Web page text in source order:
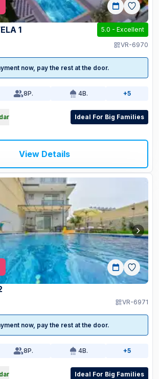
1 5.0 - Excellent
VR-6970
now, pay the rest at the door.
8P. 4B. +5
Ideal For Big Families
View Details
VR-6971
now, pay the rest at the door.
8P. 4B. +5
Ideal For Big Families